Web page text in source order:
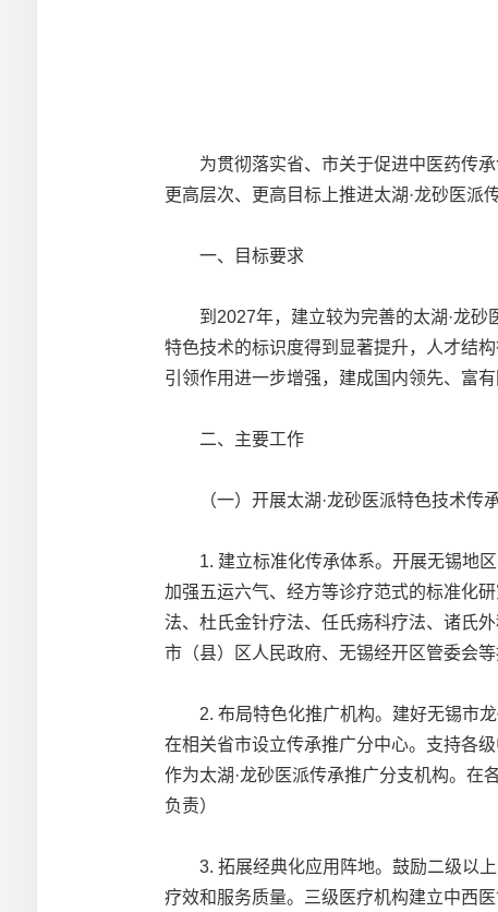
为贯彻落实省、市关于促进中医药传承
更高层次、更高目标上推进太湖·龙砂医派
一、目标要求
到2027年，建立较为完善的太湖·龙砂医
特色技术的标识度得到显著提升，人才结
引领作用进一步增强，建成国内领先、富
二、主要工作
（一）开展太湖·龙砂医派特色技术传
1. 建立标准化传承体系。开展无锡地区
加强五运六气、经方等诊疗范式的标准化
法、杜氏金针疗法、任氏疡科疗法、诸氏
市（县）区人民政府、无锡经开区管委会
2. 布局特色化推广机构。建好无锡市龙
在相关省市设立传承推广分中心。支持各
作为太湖·龙砂医派传承推广分支机构。在
负责）
3. 拓展经典化应用阵地。鼓励二级以上
疗效和服务质量。三级医疗机构建立中西